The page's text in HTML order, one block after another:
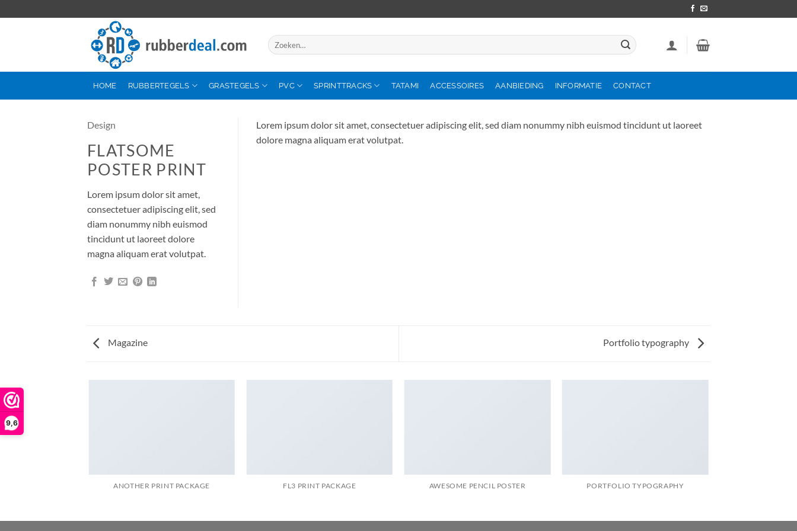
9,6
naar
Zoeken
naar:
HOME RUBBERTEGELS GRASTEGELS PVC SPRINTTRACKS TATAMI ACCESSOIRES AANBIEDING INFORMATIE CONTACT
Design
FLATSOME
POSTER PRINT
Lorem ipsum dolor sit amet,
consectetuer adipiscing elit, sed
diam nonummy nibh euismod
tincidunt ut laoreet dolore
magna aliquam erat volutpat.
Lorem ipsum dolor sit amet, consectetuer adipiscing elit, sed diam nonummy nibh euismod tincidunt ut laoreet
dolore magna aliquam erat volutpat.
Magazine Portfolio typography
ANOTHER PRINT PACKAGE FL3 PRINT PACKAGE AWESOME PENCIL POSTER PORTFOLIO TYPOGRAPHY